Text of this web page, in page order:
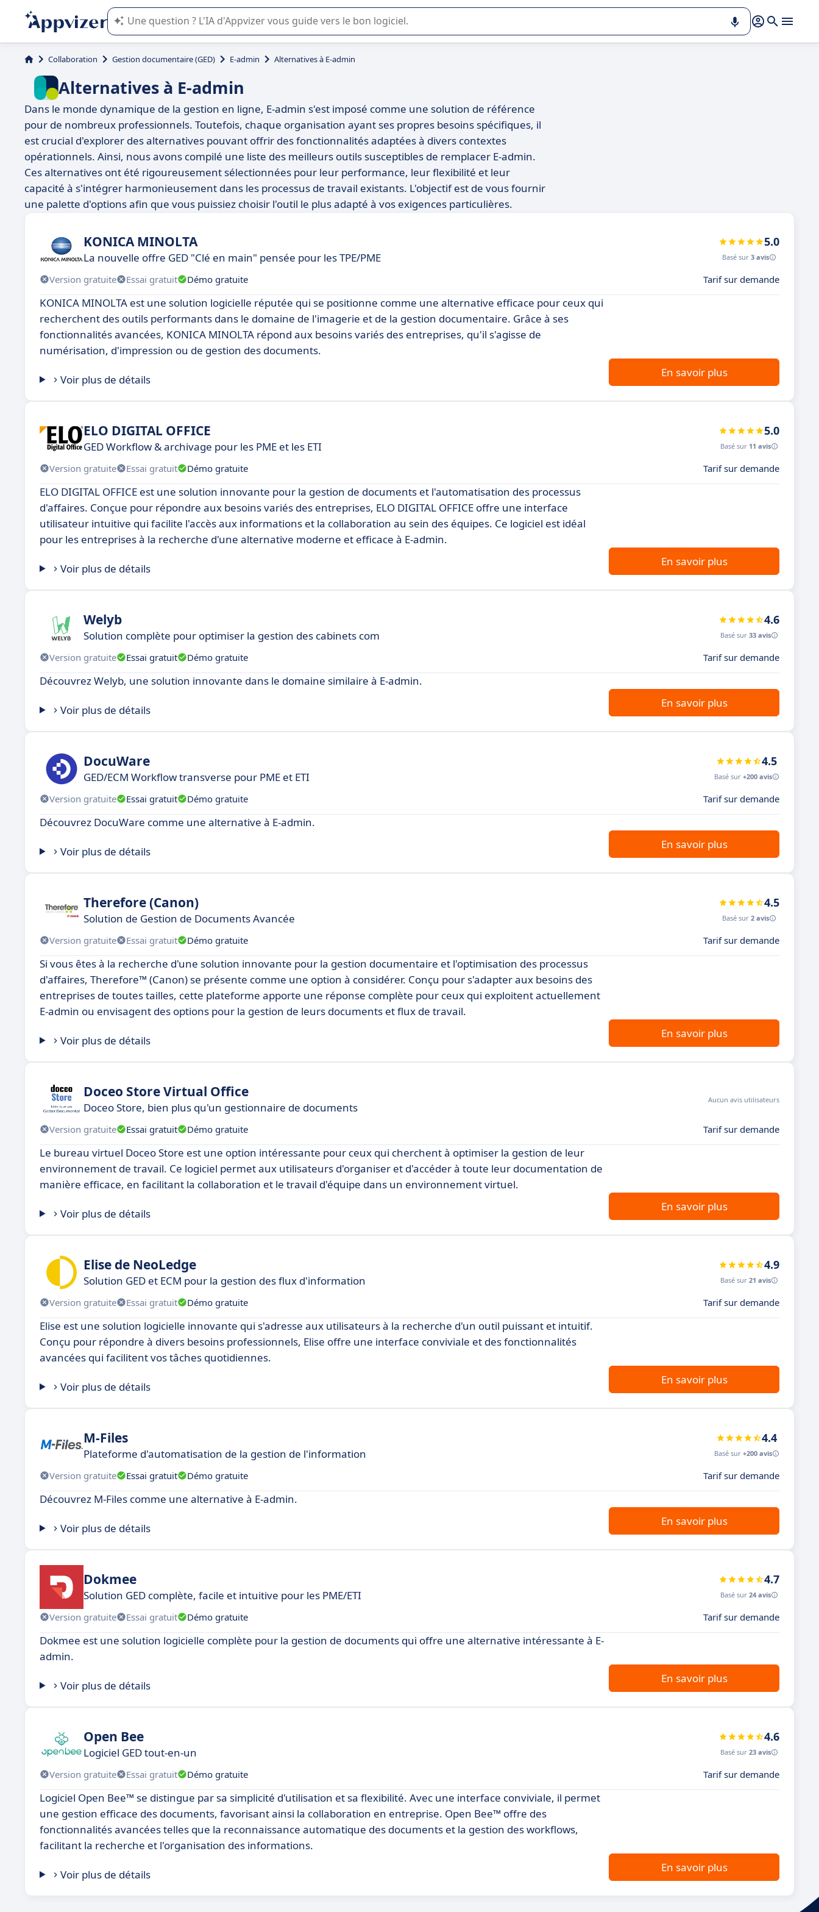
L'IA de Appvizer vous guide dans l'utilisation ou la sélection de logiciel SaaS en entreprise.
Collaboration Gestion documentaire (GED) E-admin Alternatives à E-admin
Alternatives à E-admin
Dans le monde dynamique de la gestion en ligne, E-admin s'est imposé comme une solution de référence
pour de nombreux professionnels. Toutefois, chaque organisation ayant ses propres besoins spécifiques, il
est crucial d'explorer des alternatives pouvant offrir des fonctionnalités adaptées à divers contextes
opérationnels. Ainsi, nous avons compilé une liste des meilleurs outils susceptibles de remplacer E-admin.
Ces alternatives ont été rigoureusement sélectionnées pour leur performance, leur flexibilité et leur
capacité à s'intégrer harmonieusement dans les processus de travail existants. L'objectif est de vous fournir
une palette d'options afin que vous puissiez choisir l'outil le plus adapté à vos exigences particulières.
KONICA MINOLTA
La nouvelle offre GED "Clé en main" pensée pour les TPE/PME
5.0
Basé sur 3 avis
Version gratuite Essai gratuit Démo gratuite Tarif sur demande
KONICA MINOLTA est une solution logicielle réputée qui se positionne comme une alternative efficace pour ceux qui
recherchent des outils performants dans le domaine de l'imagerie et de la gestion documentaire. Grâce à ses
fonctionnalités avancées, KONICA MINOLTA répond aux besoins variés des entreprises, qu'il s'agisse de
numérisation, d'impression ou de gestion des documents.
Voir plus de détails
En savoir plus
ELO DIGITAL OFFICE
GED Workflow & archivage pour les PME et les ETI
5.0
Basé sur 11 avis
Version gratuite Essai gratuit Démo gratuite Tarif sur demande
ELO DIGITAL OFFICE est une solution innovante pour la gestion de documents et l'automatisation des processus
d'affaires. Conçue pour répondre aux besoins variés des entreprises, ELO DIGITAL OFFICE offre une interface
utilisateur intuitive qui facilite l'accès aux informations et la collaboration au sein des équipes. Ce logiciel est idéal
pour les entreprises à la recherche d'une alternative moderne et efficace à E-admin.
Voir plus de détails
En savoir plus
Welyb
Solution complète pour optimiser la gestion des cabinets com
4.6
Basé sur 33 avis
Version gratuite Essai gratuit Démo gratuite Tarif sur demande
Découvrez Welyb, une solution innovante dans le domaine similaire à E-admin.
Voir plus de détails
En savoir plus
DocuWare
GED/ECM Workflow transverse pour PME et ETI
4.5
Basé sur +200 avis
Version gratuite Essai gratuit Démo gratuite Tarif sur demande
Découvrez DocuWare comme une alternative à E-admin.
Voir plus de détails
En savoir plus
Therefore (Canon)
Solution de Gestion de Documents Avancée
4.5
Basé sur 2 avis
Version gratuite Essai gratuit Démo gratuite Tarif sur demande
Si vous êtes à la recherche d'une solution innovante pour la gestion documentaire et l'optimisation des processus
d'affaires, Therefore™ (Canon) se présente comme une option à considérer. Conçu pour s'adapter aux besoins des
entreprises de toutes tailles, cette plateforme apporte une réponse complète pour ceux qui exploitent actuellement
E-admin ou envisagent des options pour la gestion de leurs documents et flux de travail.
Voir plus de détails
En savoir plus
Doceo Store Virtual Office
Doceo Store, bien plus qu'un gestionnaire de documents
Aucun avis utilisateurs
Version gratuite Essai gratuit Démo gratuite Tarif sur demande
Le bureau virtuel Doceo Store est une option intéressante pour ceux qui cherchent à optimiser la gestion de leur
environnement de travail. Ce logiciel permet aux utilisateurs d'organiser et d'accéder à toute leur documentation de
manière efficace, en facilitant la collaboration et le travail d'équipe dans un environnement virtuel.
Voir plus de détails
En savoir plus
Elise de NeoLedge
Solution GED et ECM pour la gestion des flux d'information
4.9
Basé sur 21 avis
Version gratuite Essai gratuit Démo gratuite Tarif sur demande
Elise est une solution logicielle innovante qui s'adresse aux utilisateurs à la recherche d'un outil puissant et intuitif.
Conçu pour répondre à divers besoins professionnels, Elise offre une interface conviviale et des fonctionnalités
avancées qui facilitent vos tâches quotidiennes.
Voir plus de détails
En savoir plus
M-Files
Plateforme d'automatisation de la gestion de l'information
4.4
Basé sur +200 avis
Version gratuite Essai gratuit Démo gratuite Tarif sur demande
Découvrez M-Files comme une alternative à E-admin.
Voir plus de détails
En savoir plus
Dokmee
Solution GED complète, facile et intuitive pour les PME/ETI
4.7
Basé sur 24 avis
Version gratuite Essai gratuit Démo gratuite Tarif sur demande
Dokmee est une solution logicielle complète pour la gestion de documents qui offre une alternative intéressante à E-
admin.
Voir plus de détails
En savoir plus
Open Bee
Logiciel GED tout-en-un
4.6
Basé sur 23 avis
Version gratuite Essai gratuit Démo gratuite Tarif sur demande
Logiciel Open Bee™ se distingue par sa simplicité d'utilisation et sa flexibilité. Avec une interface conviviale, il permet
une gestion efficace des documents, favorisant ainsi la collaboration en entreprise. Open Bee™ offre des
fonctionnalités avancées telles que la reconnaissance automatique des documents et la gestion des workflows,
facilitant la recherche et l'organisation des informations.
Voir plus de détails
En savoir plus